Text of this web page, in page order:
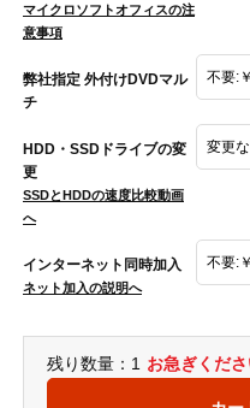
マイクロソフトオフィスの注
意事項
弊社指定 外付けDVDマル
チ
HDD・SSDドライブの変
更
SSDとHDDの速度比較動画
へ
インターネット同時加入
ネット加入の説明へ
残り数量：1 お急ぎくださ